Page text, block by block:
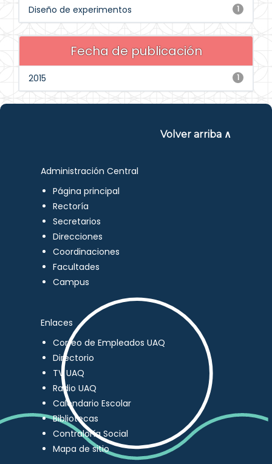
1
Diseño de experimentos
Fecha de publicación
1
2015
Volver arriba ∧
Administración Central
Página principal
Rectoría
Secretarios
Direcciones
Coordinaciones
Facultades
Campus
Enlaces
Correo de Empleados UAQ
Directorio
TV UAQ
Radio UAQ
Calendario Escolar
Bibliotecas
Contraloría Social
Mapa de sitio